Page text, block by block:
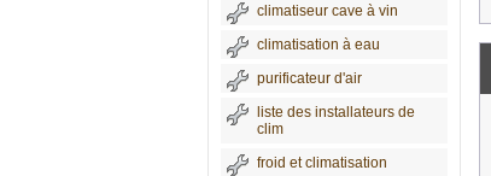
climatiseur cave à vin
climatisation à eau
purificateur d'air
liste des installateurs de
clim
froid et climatisation